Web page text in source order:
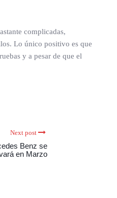
complicadas,
Lo único positivo es que
y a pesar de que el
Next post
Benz se
en Marzo